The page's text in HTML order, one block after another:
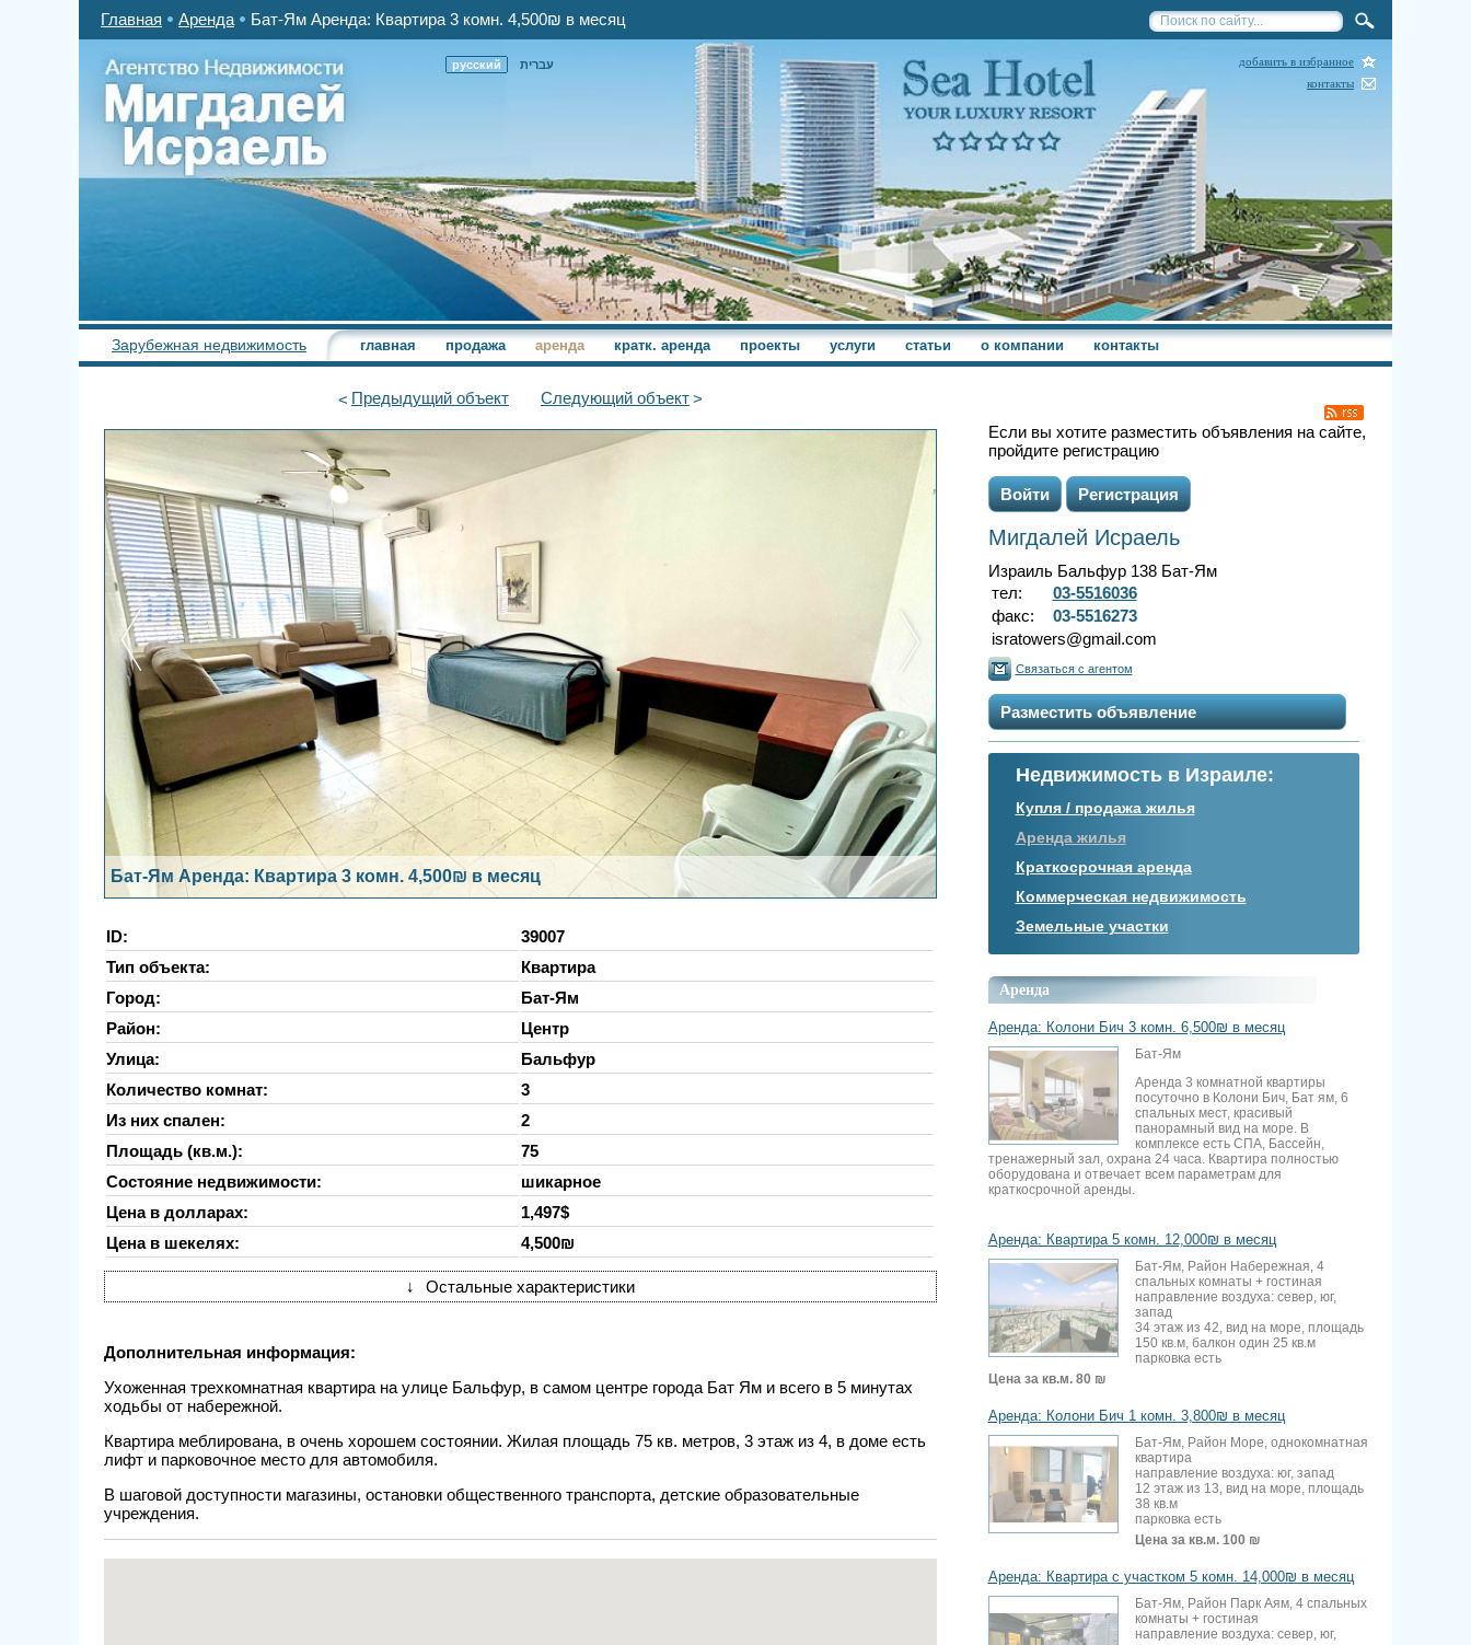
Главная Аренда Бат-Ям Аренда: Квартира 3 комн. 4,500₪ в месяц
עברית русский
добавить в избранное
контакты
Зарубежная недвижимость главная продажа аренда кратк. аренда проекты услуги статьи о компании контакты
Предыдущийобъект Следующийобъект
Бат-Ям Аренда: Квартира 3 комн. 4,500₪ в месяц
ID:
39007
Тип объекта:
Квартира
Город:
Бат-Ям
Район:
Центр
Улица:
Бальфур
Количество комнат:
3
Из них спален:
2
Площадь (кв.м.):
75
Состояние недвижимости:
шикарное
Цена в долларах:
1,497$
Цена в шекелях:
4,500₪
↓ Остальные характеристики
Дополнительная информация:
Ухоженная трехкомнатная квартира на улице Бальфур, в самом центре города Бат Ям и всего в 5 минутах
ходьбы от набережной.
Квартира меблирована, в очень хорошем состоянии. Жилая площадь 75 кв. метров, 3 этаж из 4, в доме есть
лифт и парковочное место для автомобиля.
В шаговой доступности магазины, остановки общественного транспорта, детские образовательные
учреждения.
Если вы хотите разместить объявления на сайте,
пройдите регистрацию
Войти Регистрация
Мигдалей Исраель
Израиль Бальфур 138 Бат-Ям
тел:
03-5516036
факс:
03-5516273
isratowers@gmail.com
Связаться с агентом
Разместить объявление
Недвижимость в Израиле:
Купля / продажа жилья
Аренда жилья
Краткосрочная аренда
Коммерческая недвижимость
Земельные участки
Аренда
Аренда: Колони Бич 3 комн. 6,500₪ в месяц
Бат-Ям
Аренда 3 комнатной квартиры
посуточно в Колони Бич, Бат ям, 6
спальных мест, красивый
панорамный вид на море. В
комплексе есть СПА, Бассейн,
тренажерный зал, охрана 24 часа. Квартира полностью
оборудована и отвечает всем параметрам для
краткосрочной аренды.
Аренда: Квартира 5 комн. 12,000₪ в месяц
Бат-Ям, Район Набережная, 4
спальных комнаты + гостиная
направление воздуха: север, юг,
запад
34 этаж из 42, вид на море, площадь
150 кв.м, балкон один 25 кв.м
парковка есть
Цена за кв.м. 80 ₪
Аренда: Колони Бич 1 комн. 3,800₪ в месяц
Бат-Ям, Район Море, однокомнатная
квартира
направление воздуха: юг, запад
12 этаж из 13, вид на море, площадь
38 кв.м
парковка есть
Цена за кв.м. 100 ₪
Аренда: Квартира с участком 5 комн. 14,000₪ в месяц
Бат-Ям, Район Парк Аям, 4 спальных
комнаты + гостиная
направление воздуха: север, юг,